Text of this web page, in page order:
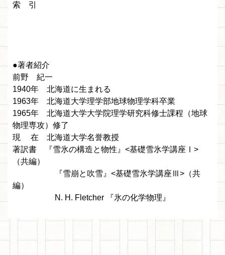
索 引
●著者紹介
前野 紀一
1940年 北海道に生まれる
1963年 北海道大学理学部地球物理学科卒業
1965年 北海道大学大学院理学研究科修士課程（地球
物理専攻）修了
現 在 北海道大学名誉教授
著訳書 『雪氷の構造と物性』<基礎雪氷学講座Ⅰ>
（共編）
『雪崩と吹雪』<基礎雪氷学講座Ⅲ>（共
編）
N. H. Fletcher 『氷の化学物理』